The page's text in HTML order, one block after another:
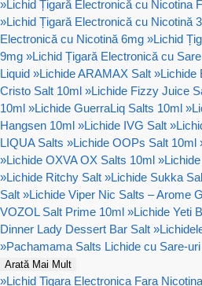
»Lichid Țigară Electronică cu Nicotina
»Lichid Țigară Electronică cu Nicotină
Electronică cu Nicotină 6mg »Lichid
9mg »Lichid Țigară Electronică cu
Liquid »Lichide ARAMAX Salt »Lichide
Cristo Salt 10ml »Lichide Fizzy Juice
10ml »Lichide GuerraLiq Salts 10ml »
Hangsen 10ml »Lichide IVG Salt »
LIQUA Salts »Lichide OOPs Salt 10ml
»Lichide OXVA OX Salts 10ml »
»Lichide Ritchy Salt »Lichide Sukka
Salt »Lichide Viper Nic Salts – Arome
VOZOL Salt Prime 10ml »Lichide Yeti
Dinner Lady Dessert Bar Salt »
»Pachamama Salts Lichide cu Sare-
Arată Mai Mult
»Lichid Tigara Electronica Fara Nicotina